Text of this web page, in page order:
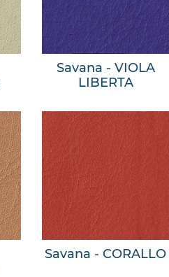
Savana - VIOLA
LIBERTA
Savana - CORALLO